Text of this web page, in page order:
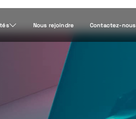
Nous rejoindre Contactez-nous